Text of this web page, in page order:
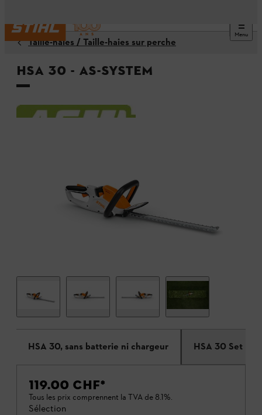
Menu
Taille-haies / Taille-haies sur perche
HSA 30 - AS-System
HSA 30, sans batterie ni chargeur HSA 30 Set
119.00 CHF*
Tous les prix comprennent la TVA de 8.1%.
Sélection